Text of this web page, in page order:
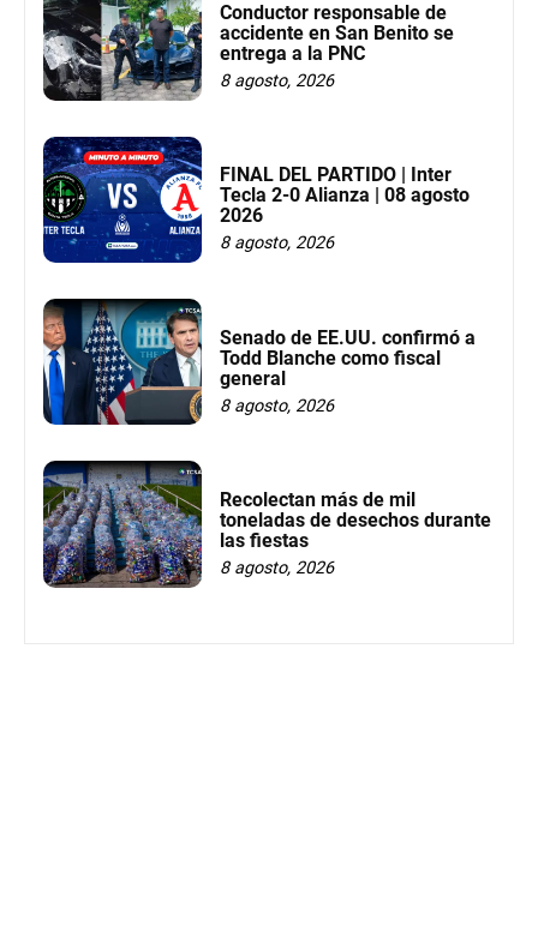
Conductor responsable de
accidente en San Benito se
entrega a la PNC
8 agosto, 2026
FINAL DEL PARTIDO | Inter
Tecla 2-0 Alianza | 08 agosto
2026
8 agosto, 2026
Senado de EE.UU. confirmó a
Todd Blanche como fiscal
general
8 agosto, 2026
Recolectan más de mil
toneladas de desechos durante
las fiestas
8 agosto, 2026